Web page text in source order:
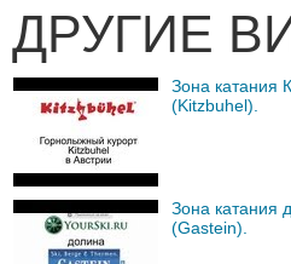
ДРУГИЕ
Зона катания
(Kitzbuhel).
Зона катания
(Gastein).